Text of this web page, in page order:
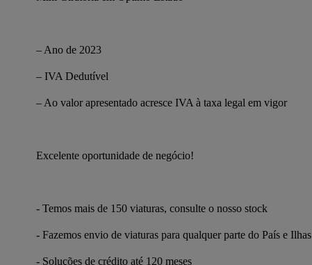
– Ano de 2023
– IVA Dedutível
– Ao valor apresentado acresce IVA à taxa legal em vigor
Excelente oportunidade de negócio!
- Temos mais de 150 viaturas, consulte o nosso stock
- Fazemos envio de viaturas para qualquer parte do País e Ilhas
- Soluções de crédito até 120 meses